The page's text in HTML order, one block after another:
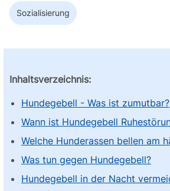
Sozialisierung
Inhaltsverzeichnis:
Hundegebell - Was ist zumutbar?
Wann ist Hundegebell
Welche Hunderassen bellen am
Was tun gegen Hundegebell?
Hundegebell in der Nacht